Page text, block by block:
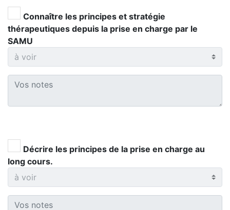
Connaître les principes et stratégie
thérapeutiques depuis la prise en charge par le
SAMU
Décrire les principes de la prise en charge au
long cours.